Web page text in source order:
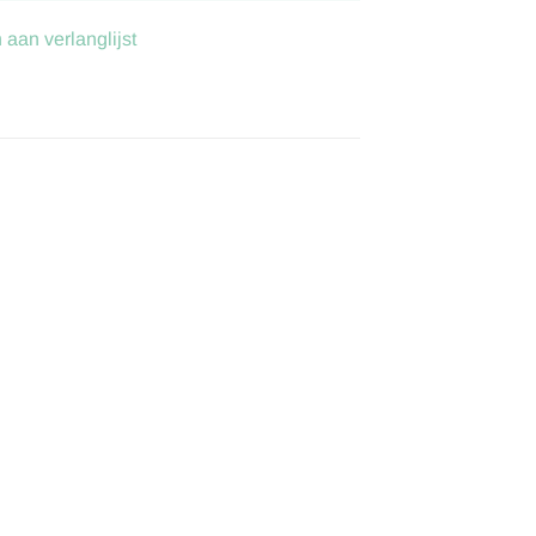
aan verlanglijst